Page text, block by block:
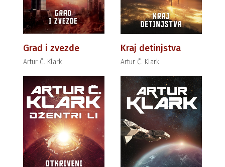
Grad i zvezde
Artur Č. Klark
Kraj detinjstva
Artur Č. Klark